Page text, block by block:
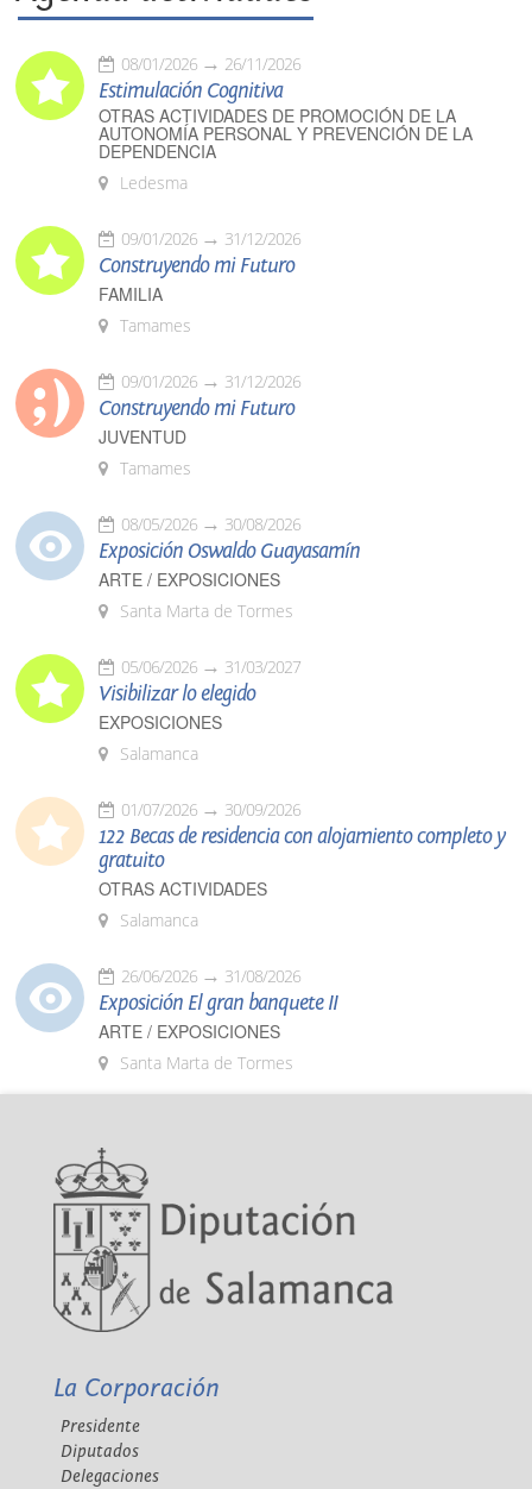
08/01/2026 26/11/2026
Estimulación Cognitiva
OTRAS ACTIVIDADES DE PROMOCIÓN DE LA
AUTONOMÍA PERSONAL Y PREVENCIÓN DE LA
DEPENDENCIA
Ledesma
09/01/2026 31/12/2026
Construyendo mi Futuro
FAMILIA
Tamames
09/01/2026 31/12/2026
Construyendo mi Futuro
JUVENTUD
Tamames
08/05/2026 30/08/2026
Exposición Oswaldo Guayasamín
ARTE / EXPOSICIONES
Santa Marta de Tormes
05/06/2026 31/03/2027
Visibilizar lo elegido
EXPOSICIONES
Salamanca
01/07/2026 30/09/2026
122 Becas de residencia con alojamiento completo y
gratuito
OTRAS ACTIVIDADES
Salamanca
26/06/2026 31/08/2026
Exposición El gran banquete II
ARTE / EXPOSICIONES
Santa Marta de Tormes
La Corporación
Presidente
Diputados
Delegaciones